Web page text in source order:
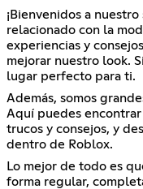
¡Bienvenidos a
relacionado con la
experiencias y
mejorar nuestro look.
lugar perfecto para ti.
Además, somos
Aquí puedes
trucos y consejos, y
dentro de Roblox.
Lo mejor de todo es
forma regular,